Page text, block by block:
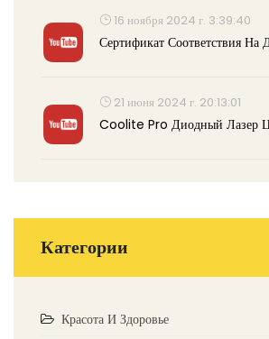
16 ноября 2024 г. 3:39:40
Сертификат Соответствия На
21 июня 2024 г. 20:13:01
Coolite Pro Диодный Лазер
Категории
Красота И Здоровье